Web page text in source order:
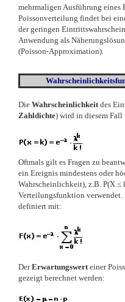
mehrmaligen Ausführung
Poissonverteilung findet bei
der geringen
Anwendung als
(Poisson-Approximation).
Die Wahrscheinlichkeitdes
Zahldichte) wird in diesem
Oftmals gilt es Fragen zu
ein Ereignis mindestens oder
Wahrscheinlichkeit), z.B. P(X ≤
Verteilungsfunktion
definiert mit:
DerErwartungswerteiner
gezeigt berechnet werden: